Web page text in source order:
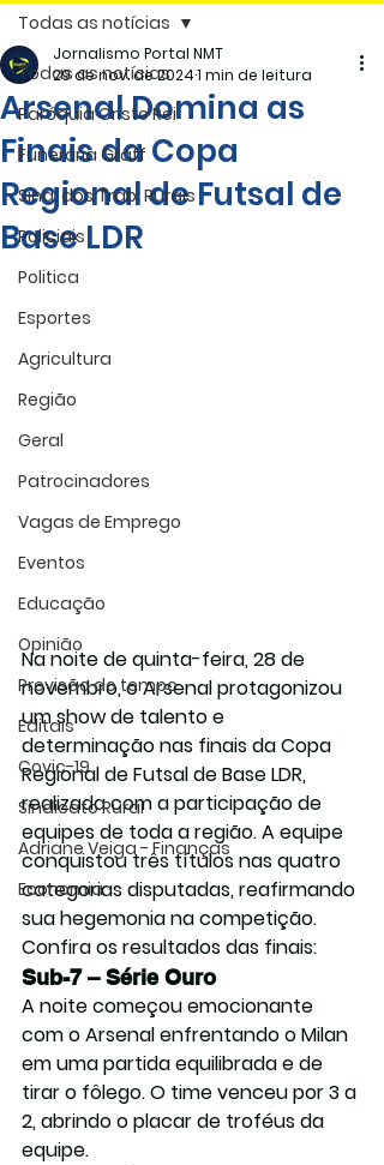
Todas as notícias
Paróquia Cristo Rei
Funerária Gräff
Sind. dos Trab. Rurais
Policiais
Politica
Esportes
Agricultura
Região
Geral
Patrocinadores
Vagas de Emprego
Eventos
Educação
Opinião
Previsão do tempo
Editais
Covic-19
Sindicato Rural
Adriane Veiga - Finanças
Economia
Todas as notícias
Arsenal Domina as
Finais da Copa
Regional de Futsal de
Base LDR
Jornalismo Portal NMT
29 de nov. de 20241 min de leitura
Na noite de quinta-feira, 28 de
novembro, o Arsenal protagonizou
um show de talento e
determinação nas finais da Copa
Regional de Futsal de Base LDR,
realizada com a participação de
equipes de toda a região. A equipe
conquistou três títulos nas quatro
categorias disputadas, reafirmando
sua hegemonia na competição.
Confira os resultados das finais:
Sub-7 – Série Ouro
A noite começou emocionante
com o Arsenal enfrentando o Milan
em uma partida equilibrada e de
tirar o fôlego. O time venceu por 3 a
2, abrindo o placar de troféus da
equipe.